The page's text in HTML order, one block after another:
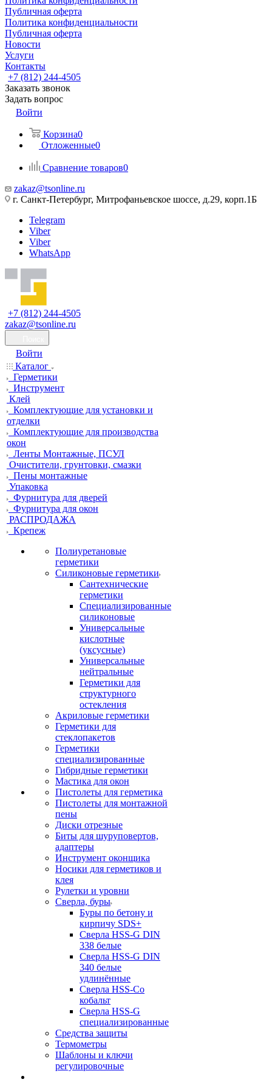
Публичная оферта
Политика конфиденциальности
Публичная оферта
Новости
Услуги
Контакты
+7 (812) 244-4505
Заказать звонок
Задать вопрос
Войти
Корзина0
Отложенные0
Сравнение товаров0
zakaz@tsonline.ru
г. Санкт-Петербург, Митрофаньевское шоссе, д.29, корп.1Б
Telegram
Viber
Viber
WhatsApp
+7 (812) 244-4505
zakaz@tsonline.ru
Войти
Каталог
Герметики
Инструмент
Клей
Комплектующие для установки и
отделки
Комплектующие для производства
окон
Ленты Монтажные, ПСУЛ
Очистители, грунтовки, смазки
Пены монтажные
Упаковка
Фурнитура для дверей
Фурнитура для окон
РАСПРОДАЖА
Крепеж
Полиуретановые
герметики
Силиконовые герметики
Сантехнические
герметики
Специализированные
силиконовые
Универсальные
кислотные
(уксусные)
Универсальные
нейтральные
Герметики для
структурного
остекления
Акриловые герметики
Герметики для
стеклопакетов
Герметики
специализированные
Гибридные герметики
Мастика для окон
Пистолеты для герметика
Пистолеты для монтажной
пены
Диски отрезные
Биты для шуруповертов,
адаптеры
Инструмент оконщика
Носики для герметиков и
клея
Рулетки и уровни
Сверла, буры
Буры по бетону и
кирпичу SDS+
Сверла HSS-G DIN
338 белые
Сверла HSS-G DIN
340 белые
удлинённые
Сверла HSS-Co
кобальт
Сверла HSS-G
специализированные
Средства защиты
Термометры
Шаблоны и ключи
регулировочные